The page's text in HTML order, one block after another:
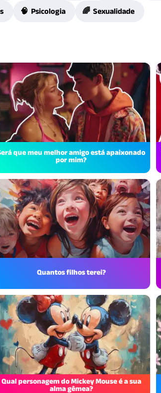
🧠 Psicologia 🌈 Sexualidade
que meu melhor amigo está apaixonado
por mim?
Quantos filhos terei?
Qual personagem do Mickey Mouse é a sua
alma gêmea?